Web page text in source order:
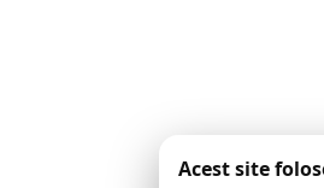
Acest site